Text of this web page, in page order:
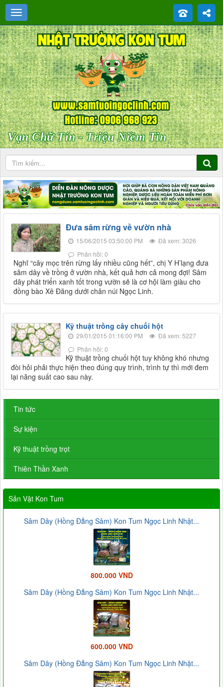
Vạn Chữ Tín - Triệu Niềm Tin
Đưa sâm rừng về vườn nhà
15/06/2015 03:50:00 PM
Đã xem: 3026
Phản hồi: 0
Nghĩ “cây mọc trên rừng lấy nhiều cũng hết”, chị Y H’lạng đưa
sâm dây về trồng ở vườn nhà, kết quả hơn cả mong đợi! Sâm
dây phát triển xanh tốt trong vườn sẽ là cơ hội làm giàu cho
đồng bào Xê Đăng dưới chân núi Ngọc Linh.
Kỹ thuật trồng cây chuối hột
29/01/2015 01:16:00 PM
Đã xem: 5227
Phản hồi: 0
Kỹ thuật trồng chuối hột tuy không khó nhưng
đòi hỏi phải thực hiện theo đúng quy trình, trình tự thì mới đem
lại năng suất cao sau này.
Tin tức
Sự kiện
Kỹ thuật trồng trọt
Thiên Thần Xanh
Sản Vật Kon Tum
Sâm Dây (Hồng Đẳng Sâm) Kon Tum Ngọc Linh Nhật...
800.000 VND
Sâm Dây (Hồng Đẳng Sâm) Kon Tum Ngọc Linh Nhật...
600.000 VND
Sâm Dây (Hồng Đẳng Sâm) Kon Tum Ngọc Linh Nhật...